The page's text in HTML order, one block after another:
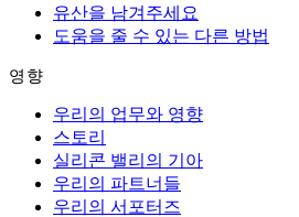
유산을 남겨주세요
도움을 줄 수 있는 다른 방법
영향
우리의 업무와 영향
스토리
실리콘 밸리의 기아
우리의 파트너들
우리의 서포터즈